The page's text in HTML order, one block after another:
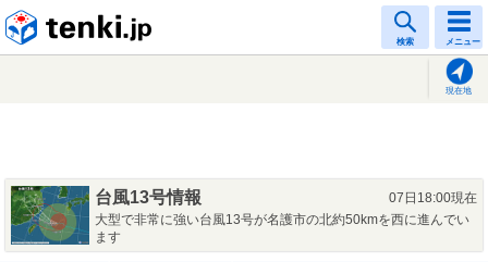
検索 メニュー
現在地
台風13号情報
07日18:00現在
大型で非常に強い台風13号が名護市の北約50kmを西に進んでい
ます